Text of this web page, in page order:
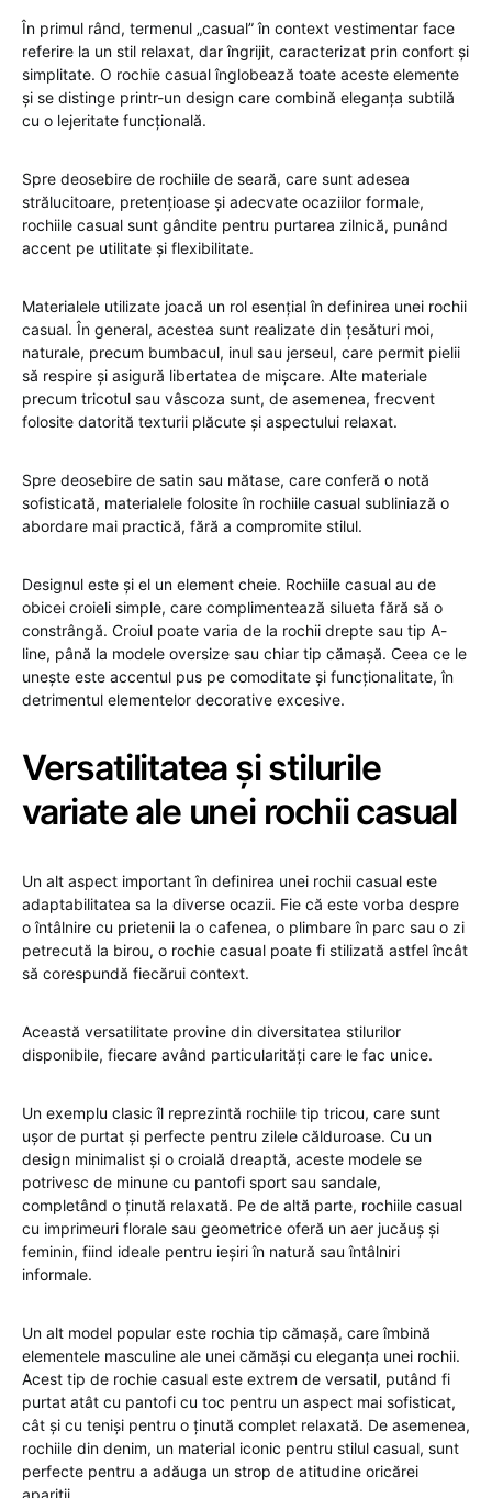
În primul rând, termenul „casual” în context vestimentar face
referire la un stil relaxat, dar îngrijit, caracterizat prin confort și
simplitate. O rochie casual înglobează toate aceste elemente
și se distinge printr-un design care combină eleganța subtilă
cu o lejeritate funcțională.
Spre deosebire de rochiile de seară, care sunt adesea
strălucitoare, pretențioase și adecvate ocaziilor formale,
rochiile casual sunt gândite pentru purtarea zilnică, punând
accent pe utilitate și flexibilitate.
Materialele utilizate joacă un rol esențial în definirea unei rochii
casual. În general, acestea sunt realizate din țesături moi,
naturale, precum bumbacul, inul sau jerseul, care permit pielii
să respire și asigură libertatea de mișcare. Alte materiale
precum tricotul sau vâscoza sunt, de asemenea, frecvent
folosite datorită texturii plăcute și aspectului relaxat.
Spre deosebire de satin sau mătase, care conferă o notă
sofisticată, materialele folosite în rochiile casual subliniază o
abordare mai practică, fără a compromite stilul.
Designul este și el un element cheie. Rochiile casual au de
obicei croieli simple, care complimentează silueta fără să o
constrângă. Croiul poate varia de la rochii drepte sau tip A-
line, până la modele oversize sau chiar tip cămașă. Ceea ce le
unește este accentul pus pe comoditate și funcționalitate, în
detrimentul elementelor decorative excesive.
Versatilitatea și stilurile
variate ale unei rochii casual
Un alt aspect important în definirea unei rochii casual este
adaptabilitatea sa la diverse ocazii. Fie că este vorba despre
o întâlnire cu prietenii la o cafenea, o plimbare în parc sau o zi
petrecută la birou, o rochie casual poate fi stilizată astfel încât
să corespundă fiecărui context.
Această versatilitate provine din diversitatea stilurilor
disponibile, fiecare având particularități care le fac unice.
Un exemplu clasic îl reprezintă rochiile tip tricou, care sunt
ușor de purtat și perfecte pentru zilele călduroase. Cu un
design minimalist și o croială dreaptă, aceste modele se
potrivesc de minune cu pantofi sport sau sandale,
completând o ținută relaxată. Pe de altă parte, rochiile casual
cu imprimeuri florale sau geometrice oferă un aer jucăuș și
feminin, fiind ideale pentru ieșiri în natură sau întâlniri
informale.
Un alt model popular este rochia tip cămașă, care îmbină
elementele masculine ale unei cămăși cu eleganța unei rochii.
Acest tip de rochie casual este extrem de versatil, putând fi
purtat atât cu pantofi cu toc pentru un aspect mai sofisticat,
cât și cu teniși pentru o ținută complet relaxată. De asemenea,
rochiile din denim, un material iconic pentru stilul casual, sunt
perfecte pentru a adăuga un strop de atitudine oricărei
apariții.